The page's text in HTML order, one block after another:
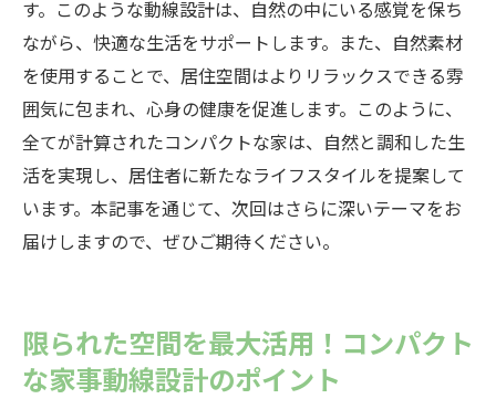
す。このような動線設計は、自然の中にいる感覚を保ち
ながら、快適な生活をサポートします。また、自然素材
を使用することで、居住空間はよりリラックスできる雰
囲気に包まれ、心身の健康を促進します。このように、
全てが計算されたコンパクトな家は、自然と調和した生
活を実現し、居住者に新たなライフスタイルを提案して
います。本記事を通じて、次回はさらに深いテーマをお
届けしますので、ぜひご期待ください。
限られた空間を最大活用！コンパクト
な家事動線設計のポイント